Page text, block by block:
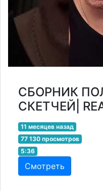
СБОРНИК
СКЕТЧЕЙ|
11 месяцев назад
77 130 просмотров
5:36
Смотреть